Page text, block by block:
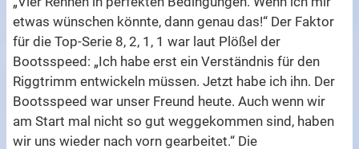
etwas wünschen könnte, dann genau das!“ Der Faktor
für die Top-Serie 8, 2, 1, 1 war laut Plößel der
Bootsspeed: „Ich habe erst ein Verständnis für den
Riggtrimm entwickeln müssen. Jetzt habe ich ihn. Der
Bootsspeed war unser Freund heute. Auch wenn wir
am Start mal nicht so gut weggekommen sind, haben
wir uns wieder nach vorn gearbeitet.“ Die